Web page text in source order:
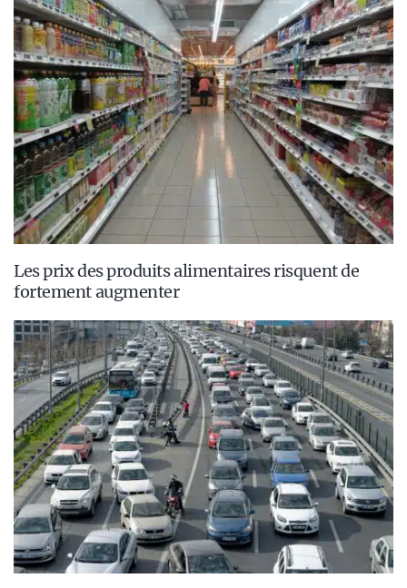
Les prix des produits alimentaires risquent de
fortement augmenter